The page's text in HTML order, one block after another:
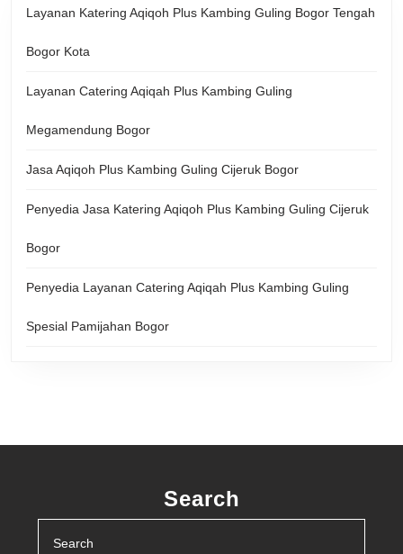
Layanan Katering Aqiqoh Plus Kambing Guling Bogor Tengah
Bogor Kota
Layanan Catering Aqiqah Plus Kambing Guling
Megamendung Bogor
Jasa Aqiqoh Plus Kambing Guling Cijeruk Bogor
Penyedia Jasa Katering Aqiqoh Plus Kambing Guling Cijeruk
Bogor
Penyedia Layanan Catering Aqiqah Plus Kambing Guling
Spesial Pamijahan Bogor
Search
for: